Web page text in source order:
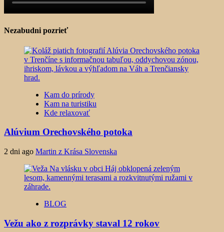
Nezabudni pozrieť
Kam do prírody
Kam na turistiku
Kde relaxovať
Alúvium Orechovského potoka
2 dni ago Martin z Krása Slovenska
BLOG
Vežu ako z rozprávky staval 12 rokov